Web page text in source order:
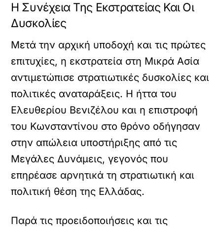
Η Συνέχεια Της Εκστρατείας Και Οι
Δυσκολίες
Μετά την αρχική υποδοχή και τις πρώτες
επιτυχίες, η εκστρατεία στη Μικρά Ασία
αντιμετώπισε στρατιωτικές δυσκολίες και
πολιτικές αναταράξεις. Η ήττα του
Ελευθερίου Βενιζέλου και η επιστροφή
του Κωνσταντίνου στο θρόνο οδήγησαν
στην απώλεια υποστήριξης από τις
Μεγάλες Δυνάμεις, γεγονός που
επηρέασε αρνητικά τη στρατιωτική και
πολιτική θέση της Ελλάδας.
Παρά τις προειδοποιήσεις και τις